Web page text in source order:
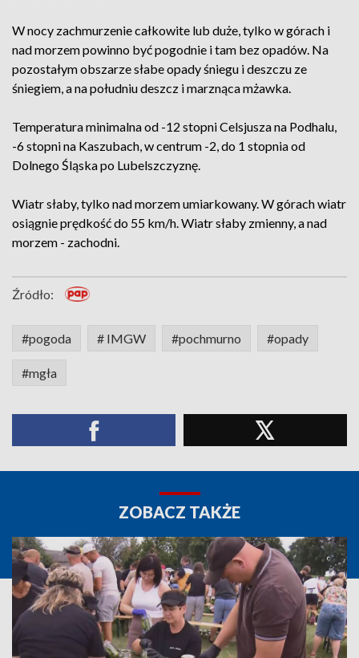
W nocy zachmurzenie całkowite lub duże, tylko w górach i
nad morzem powinno być pogodnie i tam bez opadów. Na
pozostałym obszarze słabe opady śniegu i deszczu ze
śniegiem, a na południu deszcz i marznąca mżawka.
Temperatura minimalna od -12 stopni Celsjusza na Podhalu,
-6 stopni na Kaszubach, w centrum -2, do 1 stopnia od
Dolnego Śląska po Lubelszczyznę.
Wiatr słaby, tylko nad morzem umiarkowany. W górach wiatr
osiągnie prędkość do 55 km/h. Wiatr słaby zmienny, a nad
morzem - zachodni.
Źródło:
#pogoda # IMGW #pochmurno #opady
#mgła
ZOBACZ TAKŻE